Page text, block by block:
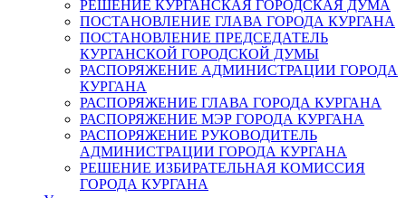
РЕШЕНИЕ КУРГАНСКАЯ ГОРОДСКАЯ ДУМА
ПОСТАНОВЛЕНИЕ ГЛАВА ГОРОДА КУРГАНА
ПОСТАНОВЛЕНИЕ ПРЕДСЕДАТЕЛЬ
КУРГАНСКОЙ ГОРОДСКОЙ ДУМЫ
РАСПОРЯЖЕНИЕ АДМИНИСТРАЦИИ ГОРОДА
КУРГАНА
РАСПОРЯЖЕНИЕ ГЛАВА ГОРОДА КУРГАНА
РАСПОРЯЖЕНИЕ МЭР ГОРОДА КУРГАНА
РАСПОРЯЖЕНИЕ РУКОВОДИТЕЛЬ
АДМИНИСТРАЦИИ ГОРОДА КУРГАНА
РЕШЕНИЕ ИЗБИРАТЕЛЬНАЯ КОМИССИЯ
ГОРОДА КУРГАНА